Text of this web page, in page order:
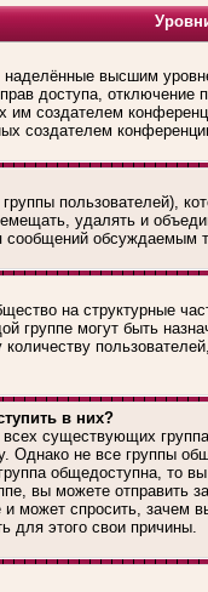
высшим
доступа, отключение
им создателем
создателем
пользователей),
удалять и
сообщений
на структурные
группе могут быть
в них?
существующих
Однако не все группы
общедоступна, то
вы можете
может спросить, зачем
для этого свои причины.